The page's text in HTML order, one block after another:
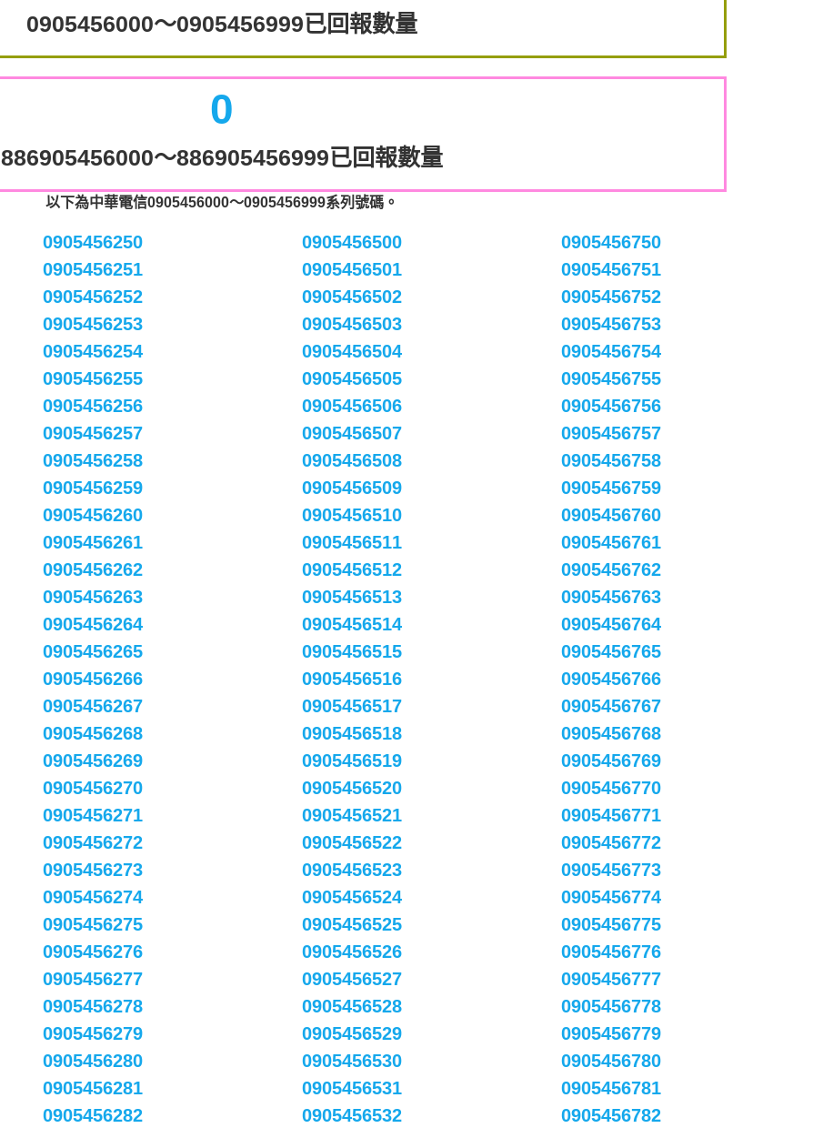
0905456000～0905456999已回報數量
0
886905456000～886905456999已回報數量
以下為中華電信0905456000～0905456999系列號碼。
0905456250
0905456251
0905456252
0905456253
0905456254
0905456255
0905456256
0905456257
0905456258
0905456259
0905456260
0905456261
0905456262
0905456263
0905456264
0905456265
0905456266
0905456267
0905456268
0905456269
0905456270
0905456271
0905456272
0905456273
0905456274
0905456275
0905456276
0905456277
0905456278
0905456279
0905456280
0905456281
0905456282
0905456500
0905456501
0905456502
0905456503
0905456504
0905456505
0905456506
0905456507
0905456508
0905456509
0905456510
0905456511
0905456512
0905456513
0905456514
0905456515
0905456516
0905456517
0905456518
0905456519
0905456520
0905456521
0905456522
0905456523
0905456524
0905456525
0905456526
0905456527
0905456528
0905456529
0905456530
0905456531
0905456532
0905456750
0905456751
0905456752
0905456753
0905456754
0905456755
0905456756
0905456757
0905456758
0905456759
0905456760
0905456761
0905456762
0905456763
0905456764
0905456765
0905456766
0905456767
0905456768
0905456769
0905456770
0905456771
0905456772
0905456773
0905456774
0905456775
0905456776
0905456777
0905456778
0905456779
0905456780
0905456781
0905456782